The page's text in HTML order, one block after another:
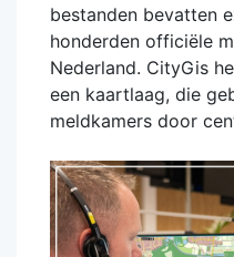
bestanden bevatten
honderden officiële
Nederland. CityGis
een kaartlaag, die
meldkamers door